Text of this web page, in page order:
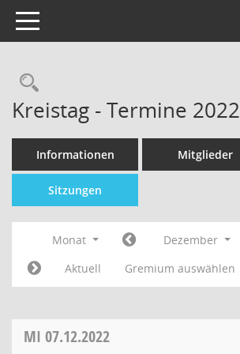
Toggle navigation
Kreistag - Termine 2022
Informationen Mitglieder
Sitzungen
Monat Dezember
Aktuell
Gremium auswählen
MI 07.12.2022